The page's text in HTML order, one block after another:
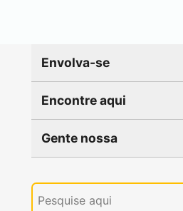
Envolva-se
Encontre aqui
Gente nossa